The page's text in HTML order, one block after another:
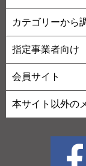
カテゴリーから
指定事業者向け
会員サイト
本サイト以外の